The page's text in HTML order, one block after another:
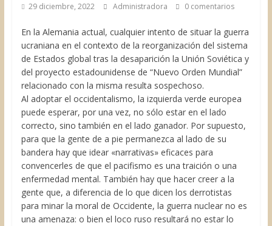
29 diciembre, 2022 Administradora 0 comentarios
En la Alemania actual, cualquier intento de situar la guerra
ucraniana en el contexto de la reorganización del sistema
de Estados global tras la desaparición la Unión Soviética y
del proyecto estadounidense de “Nuevo Orden Mundial”
relacionado con la misma resulta sospechoso.
Al adoptar el occidentalismo, la izquierda verde europea
puede esperar, por una vez, no sólo estar en el lado
correcto, sino también en el lado ganador. Por supuesto,
para que la gente de a pie permanezca al lado de su
bandera hay que idear «narrativas» eficaces para
convencerles de que el pacifismo es una traición o una
enfermedad mental. También hay que hacer creer a la
gente que, a diferencia de lo que dicen los derrotistas
para minar la moral de Occidente, la guerra nuclear no es
una amenaza: o bien el loco ruso resultará no estar lo